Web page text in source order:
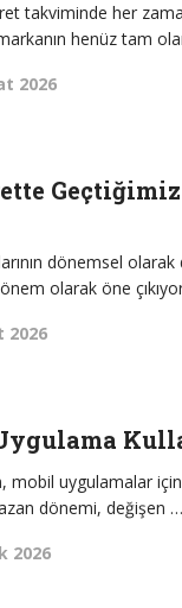
takviminde her
henüz tam
2026
dönemsel
olarak öne
2026
mobil uygulamalar
dönemi, değişen …
2026